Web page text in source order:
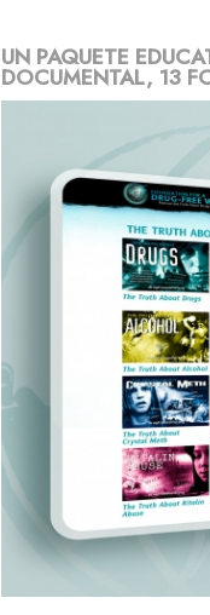
UN PAQUETE
DOCUMENTAL, 13